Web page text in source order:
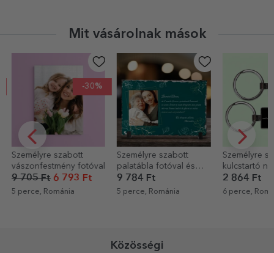
Mit vásárolnak mások
Személyre szabott
palatábla fotóval és
üzenettel - Virágok
9 784 Ft
5 perce, Románia
Személyre szabott
kulcstartó névvel és
üzenettel
2 864 Ft
6 perce, Románia
Személyre
6 999 Ft
10 perce,
Közösségi